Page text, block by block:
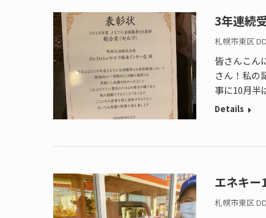
3年連続
札幌市東区
皆さんこん
さん！私の
事に10月半
Details
エネキー
札幌市東区